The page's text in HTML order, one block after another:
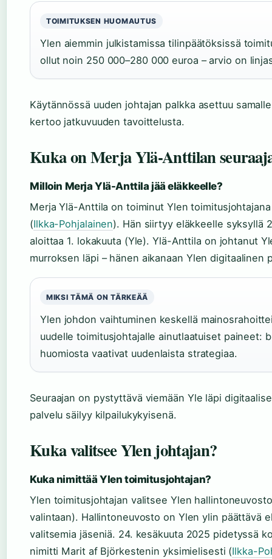
TOIMITUKSEN HUOMAUTUS
Ylen aiemmin julkistamissa tilinpäätöksissä
ollut noin 250 000–280 000 euroa – arvio on
Käytännössä uuden johtajan palkka asettuu
kertoo jatkuvuuden tavoittelusta.
Kuka on Merja Ylä-Anttilan
Milloin Merja Ylä-Anttila jää eläkkeelle?
Merja Ylä-Anttila on toiminut Ylen
(Ilkka-Pohjalainen). Hän siirtyy eläkkeelle syksyllä
aloittaa 1. lokakuuta (Yle). Ylä-Anttila on johtanut
murroksen läpi – hänen aikanaan Ylen digitaalinen
MIKSI TÄMÄ ON TÄRKEÄÄ
Ylen johdon vaihtuminen keskellä
uudelle toimitusjohtajalle ainutlaatuiset paineet:
huomiosta vaativat uudenlaista strategiaa.
Seuraajan on pystyttävä viemään Yle läpi
palvelu säilyy kilpailukykyisenä.
Kuka valitsee Ylen johtajan?
Kuka nimittää Ylen toimitusjohtajan?
Ylen toimitusjohtajan valitsee Ylen
valintaan). Hallintoneuvosto on Ylen ylin päättävä
valitsemia jäseniä. 24. kesäkuuta 2025 pidetyssä
nimitti Marit af Björkestenin yksimielisesti (Ilkka-